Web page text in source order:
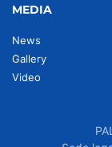
MEDIA
News
Gallery
Video